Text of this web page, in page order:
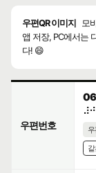
우편QR 이미지
모
앱 저장, PC에서는
다! 😄
우편번호 우